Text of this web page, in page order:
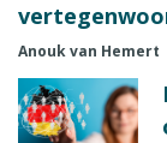
Anouk van Hemert